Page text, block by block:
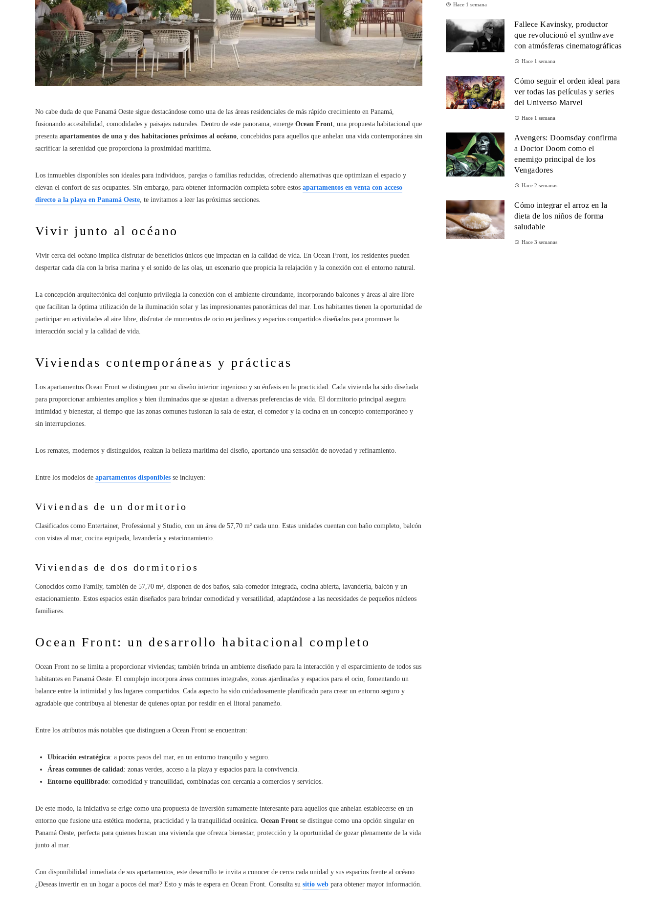
No cabe duda de que Panamá Oeste sigue destacándose como una de las áreas residenciales de más rápido crecimiento en Panamá,
fusionando accesibilidad, comodidades y paisajes naturales. Dentro de este panorama, emerge Ocean Front , una propuesta habitacional que
presenta apartamentos de una y dos habitaciones próximos al océano , concebidos para aquellos que anhelan una vida contemporánea sin
sacrificar la serenidad que proporciona la proximidad marítima.
Los inmuebles disponibles son ideales para individuos, parejas o familias reducidas, ofreciendo alternativas que optimizan el espacio y
elevan el confort de sus ocupantes. Sin embargo, para obtener información completa sobre estos apartamentos en venta con acceso
directo a la playa en Panamá Oeste , te invitamos a leer las próximas secciones.
Vivir junto al océano
Vivir cerca del océano implica disfrutar de beneficios únicos que impactan en la calidad de vida. En Ocean Front, los residentes pueden
despertar cada día con la brisa marina y el sonido de las olas, un escenario que propicia la relajación y la conexión con el entorno natural.
La concepción arquitectónica del conjunto privilegia la conexión con el ambiente circundante, incorporando balcones y áreas al aire libre
que facilitan la óptima utilización de la iluminación solar y las impresionantes panorámicas del mar. Los habitantes tienen la oportunidad de
participar en actividades al aire libre, disfrutar de momentos de ocio en jardines y espacios compartidos diseñados para promover la
interacción social y la calidad de vida.
Viviendas contemporáneas y prácticas
Los apartamentos Ocean Front se distinguen por su diseño interior ingenioso y su énfasis en la practicidad. Cada vivienda ha sido diseñada
para proporcionar ambientes amplios y bien iluminados que se ajustan a diversas preferencias de vida. El dormitorio principal asegura
intimidad y bienestar, al tiempo que las zonas comunes fusionan la sala de estar, el comedor y la cocina en un concepto contemporáneo y
sin interrupciones.
Los remates, modernos y distinguidos, realzan la belleza marítima del diseño, aportando una sensación de novedad y refinamiento.
Entre los modelos de apartamentos disponibles se incluyen:
Viviendas de un dormitorio
Clasificados como Entertainer, Professional y Studio, con un área de 57,70 m² cada uno. Estas unidades cuentan con baño completo, balcón
con vistas al mar, cocina equipada, lavandería y estacionamiento.
Viviendas de dos dormitorios
Conocidos como Family, también de 57,70 m², disponen de dos baños, sala-comedor integrada, cocina abierta, lavandería, balcón y un
estacionamiento. Estos espacios están diseñados para brindar comodidad y versatilidad, adaptándose a las necesidades de pequeños núcleos
familiares.
Ocean Front: un desarrollo habitacional completo
Ocean Front no se limita a proporcionar viviendas; también brinda un ambiente diseñado para la interacción y el esparcimiento de todos sus
habitantes en Panamá Oeste. El complejo incorpora áreas comunes integrales, zonas ajardinadas y espacios para el ocio, fomentando un
balance entre la intimidad y los lugares compartidos. Cada aspecto ha sido cuidadosamente planificado para crear un entorno seguro y
agradable que contribuya al bienestar de quienes optan por residir en el litoral panameño.
Entre los atributos más notables que distinguen a Ocean Front se encuentran:
Ubicación estratégica: a pocos pasos del mar, en un entorno tranquilo y seguro.
Áreas comunes de calidad : zonas verdes, acceso a la playa y espacios para la convivencia.
Entorno equilibrado: comodidad y tranquilidad, combinadas con cercanía a comercios y servicios.
De este modo, la iniciativa se erige como una propuesta de inversión sumamente interesante para aquellos que anhelan establecerse en un
entorno que fusione una estética moderna, practicidad y la tranquilidad oceánica. Ocean Front se distingue como una opción singular en
Panamá Oeste, perfecta para quienes buscan una vivienda que ofrezca bienestar, protección y la oportunidad de gozar plenamente de la vida
junto al mar.
Con disponibilidad inmediata de sus apartamentos, este desarrollo te invita a conocer de cerca cada unidad y sus espacios frente al océano.
¿Deseas invertir en un hogar a pocos del mar? Esto y más te espera en Ocean Front. Consulta su sitio web para obtener mayor información.
Hace 1 semana
Fallece Kavinsky, productor
que revolucionó el synthwave
con atmósferas cinematográficas
Hace 1 semana
Cómo seguir el orden ideal para
ver todas las películas y series
del Universo Marvel
Hace 1 semana
Avengers: Doomsday confirma
a Doctor Doom como el
enemigo principal de los
Vengadores
Hace 2 semanas
Cómo integrar el arroz en la
dieta de los niños de forma
saludable
Hace 3 semanas